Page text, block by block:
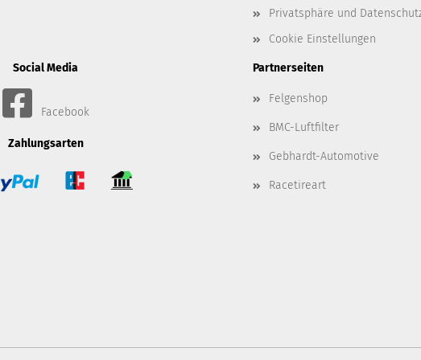
Privatsphäre und
Cookie Einstellungen
Social Media
Facebook
Zahlungsarten
Partnerseiten
Felgenshop
BMC-Luftfilter
Gebhardt-Automotive
Racetireart